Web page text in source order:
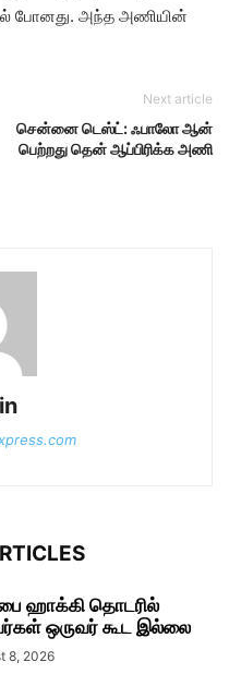
போனது. அந்த அணியின்
Next article
சென்னை டெஸ்ட்: ஃபாலோ ஆன்
பெற்றது தென் ஆப்பிரிக்க அணி
ஹாக்கி தொடரில்
ஒருவர் கூட இல்லை
8, 2026